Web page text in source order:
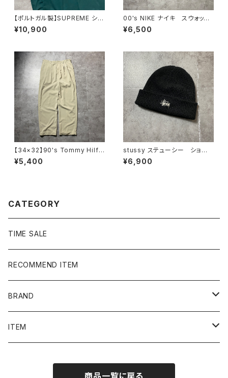
【ポルトガル製】SUPREME シュ
プリーム 刺繍ワンポイント
グリーン Tシャツ ロンT
¥10,900
00's NIKE ナイキ スウォッシ
ュ 刺繍ロゴ クロップド丈
ブラック 黒 ナイロンショー
¥6,500
【34×32】90's Tommy Hilfi
ger トミーヒルフィガー ジッパ
ーフライ 2タック ベージュ
¥5,400
stussy ステューシー ショー
ンフォント 刺繍ロゴ アクリル
100% ブラック 黒 ニット
¥6,900
CATEGORY
TIME SALE
RECOMMEND ITEM
BRAND
NIKE
ITEM
商品一覧に戻る